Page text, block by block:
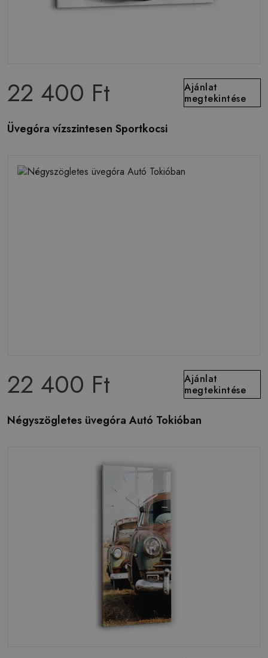
22 400 Ft
Ajánlat
megtekintése
Üvegóra vízszintesen Sportkocsi
22 400 Ft
Ajánlat
megtekintése
Négyszögletes üvegóra Autó Tokióban